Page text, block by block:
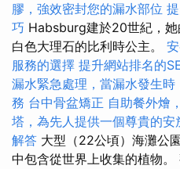
膠，強效密封您的漏水部位
巧 Habsburg建於20世紀，
白色大理石的比利時公主。
服務的選擇 提升網站排名的
漏水緊急處理，當漏水發生時
務 台中骨盆矯正 自助餐外燴
塔，為先人提供一個尊貴的安
解答 大型（22公頃）海灘公
中包含從世界上收集的植物